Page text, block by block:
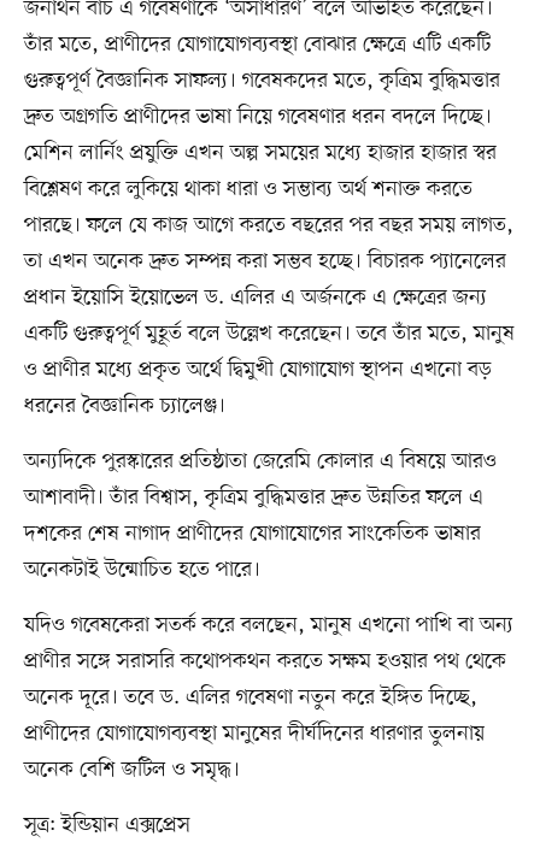
জনাথন বার্চ এ গবেষণাকে ‘অসাধারণ’ বলে অভিহিত করেছেন।
তাঁর মতে, প্রাণীদের যোগাযোগব্যবস্থা বোঝার ক্ষেত্রে এটি একটি
গুরুত্বপূর্ণ বৈজ্ঞানিক সাফল্য। গবেষকদের মতে, কৃত্রিম বুদ্ধিমত্তার
দ্রুত অগ্রগতি প্রাণীদের ভাষা নিয়ে গবেষণার ধরন বদলে দিচ্ছে।
মেশিন লার্নিং প্রযুক্তি এখন অল্প সময়ের মধ্যে হাজার হাজার স্বর
বিশ্লেষণ করে লুকিয়ে থাকা ধারা ও সম্ভাব্য অর্থ শনাক্ত করতে
পারছে। ফলে যে কাজ আগে করতে বছরের পর বছর সময় লাগত,
তা এখন অনেক দ্রুত সম্পন্ন করা সম্ভব হচ্ছে। বিচারক প্যানেলের
প্রধান ইয়োসি ইয়োভেল ড. এলির এ অর্জনকে এ ক্ষেত্রের জন্য
একটি গুরুত্বপূর্ণ মুহূর্ত বলে উল্লেখ করেছেন। তবে তাঁর মতে, মানুষ
ও প্রাণীর মধ্যে প্রকৃত অর্থে দ্বিমুখী যোগাযোগ স্থাপন এখনো বড়
ধরনের বৈজ্ঞানিক চ্যালেঞ্জ।
অন্যদিকে পুরস্কারের প্রতিষ্ঠাতা জেরেমি কোলার এ বিষয়ে আরও
আশাবাদী। তাঁর বিশ্বাস, কৃত্রিম বুদ্ধিমত্তার দ্রুত উন্নতির ফলে এ
দশকের শেষ নাগাদ প্রাণীদের যোগাযোগের সাংকেতিক ভাষার
অনেকটাই উন্মোচিত হতে পারে।
যদিও গবেষকেরা সতর্ক করে বলছেন, মানুষ এখনো পাখি বা অন্য
প্রাণীর সঙ্গে সরাসরি কথোপকথন করতে সক্ষম হওয়ার পথ থেকে
অনেক দূরে। তবে ড. এলির গবেষণা নতুন করে ইঙ্গিত দিচ্ছে,
প্রাণীদের যোগাযোগব্যবস্থা মানুষের দীর্ঘদিনের ধারণার তুলনায়
অনেক বেশি জটিল ও সমৃদ্ধ।
সূত্র: ইন্ডিয়ান এক্সপ্রেস